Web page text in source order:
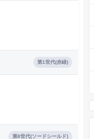
第1世代(赤緑)
第8世代(ソードシールド)